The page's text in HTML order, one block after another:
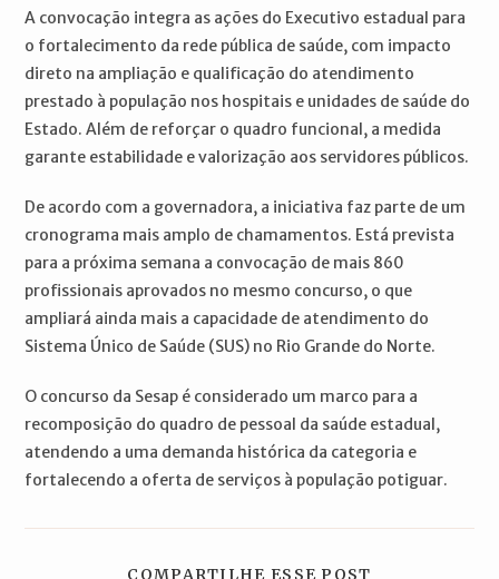
A convocação integra as ações do Executivo estadual para
o fortalecimento da rede pública de saúde, com impacto
direto na ampliação e qualificação do atendimento
prestado à população nos hospitais e unidades de saúde do
Estado. Além de reforçar o quadro funcional, a medida
garante estabilidade e valorização aos servidores públicos.
De acordo com a governadora, a iniciativa faz parte de um
cronograma mais amplo de chamamentos. Está prevista
para a próxima semana a convocação de mais 860
profissionais aprovados no mesmo concurso, o que
ampliará ainda mais a capacidade de atendimento do
Sistema Único de Saúde (SUS) no Rio Grande do Norte.
O concurso da Sesap é considerado um marco para a
recomposição do quadro de pessoal da saúde estadual,
atendendo a uma demanda histórica da categoria e
fortalecendo a oferta de serviços à população potiguar.
COMPARTILHE ESSE POST